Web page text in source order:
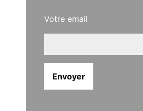
Votre email